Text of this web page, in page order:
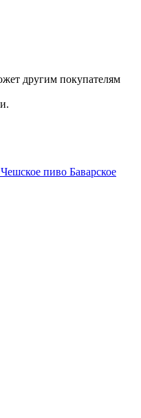
другим покупателям
Чешское пиво Баварское